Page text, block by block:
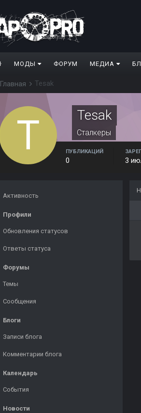
МОДЫ ФОРУМ МЕДИА
Главная Tesak
Tesak
Сталкеры
ПУБЛИКАЦИЙ
0 3
Активность
Профили
Обновления статусов
Ответы статуса
Форумы
Темы
Сообщения
Блоги
Записи блога
Комментарии блога
Календарь
События
Новости